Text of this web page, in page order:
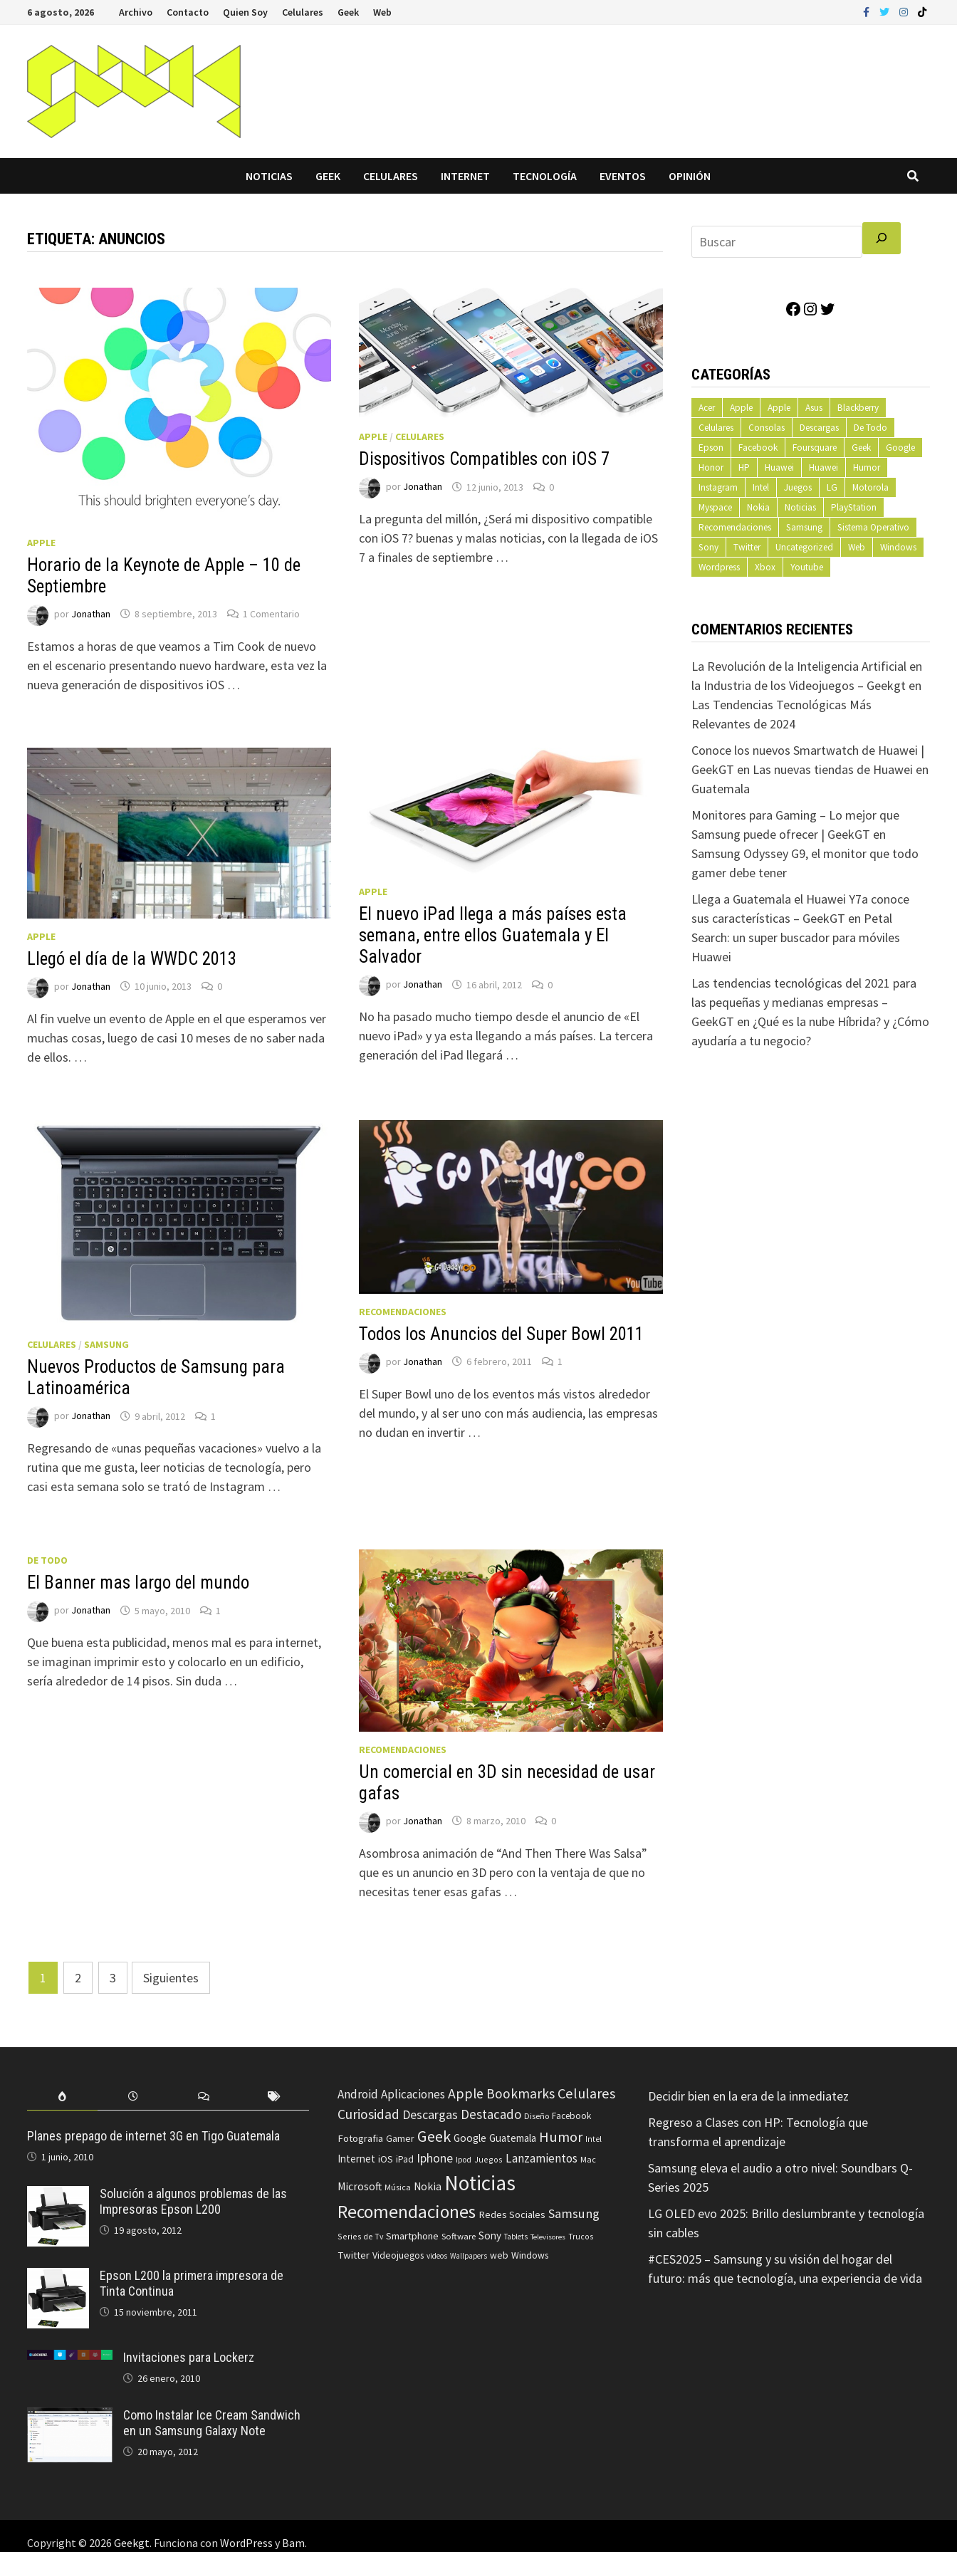
Saltar
contenido
6 agosto, 2026 Archivo Contacto Quien Soy Celulares Geek Web
NOTICIAS GEEK CELULARES INTERNET TECNOLOGÍA EVENTOS OPINIÓN
ETIQUETA:ANUNCIOS
APPLE
Horario de la Keynote de Apple – 10 de
Septiembre
por Jonathan 8 septiembre, 2013 1 Comentario
Estamos a horas de que veamos a Tim Cook de nuevo
en el escenario presentando nuevo hardware, esta vez la
nueva generación de dispositivos iOS …
APPLE/ CELULARES
Dispositivos Compatibles con iOS 7
por Jonathan 12 junio, 2013 0
La pregunta del millón, ¿Será mi dispositivo compatible
con iOS 7? buenas y malas noticias, con la llegada de iOS
7 a finales de septiembre …
APPLE
Llegó el día de la WWDC 2013
por Jonathan 10 junio, 2013 0
Al fin vuelve un evento de Apple en el que esperamos ver
muchas cosas, luego de casi 10 meses de no saber nada
de ellos. …
APPLE
El nuevo iPad llega a más países esta
semana, entre ellos Guatemala y El
Salvador
por Jonathan 16 abril, 2012 0
No ha pasado mucho tiempo desde el anuncio de «El
nuevo iPad» y ya esta llegando a más países. La tercera
generación del iPad llegará …
CELULARES /SAMSUNG
Nuevos Productos de Samsung para
Latinoamérica
por Jonathan 9 abril, 2012 1
Regresando de «unas pequeñas vacaciones» vuelvo a la
rutina que me gusta, leer noticias de tecnología, pero
casi esta semana solo se trató de Instagram …
RECOMENDACIONES
Todos los Anuncios del Super Bowl 2011
por Jonathan 6 febrero, 2011 1
El Super Bowl uno de los eventos más vistos alrededor
del mundo, y al ser uno con más audiencia, las empresas
no dudan en invertir …
DE TODO
El Banner mas largo del mundo
por Jonathan 5 mayo, 2010 1
Que buena esta publicidad, menos mal es para internet,
se imaginan imprimir esto y colocarlo en un edificio,
sería alrededor de 14 pisos. Sin duda …
RECOMENDACIONES
Un comercial en 3D sin necesidad de usar
gafas
por Jonathan 8 marzo, 2010 0
Asombrosa animación de “And Then There Was Salsa”
que es un anuncio en 3D pero con la ventaja de que no
necesitas tener esas gafas …
Paginación
de
1 2 3 Siguientes
Facebook
Instagram
CATEGORÍAS
Acer Apple Apple Asus
Blackberry
Celulares
Consolas Descargas
De Todo
Epson
Facebook Foursquare Geek
Google
Honor
HP Huawei Huawei
Humor
Instagram
Intel Juegos LG
Motorola
Myspace
Nokia Noticias
PlayStation
Recomendaciones
Samsung
Sistema Operativo
Sony
Twitter Uncategorized Web
Windows
Wordpress
Xbox Youtube
COMENTARIOS RECIENTES
La Revolución de la Inteligencia Artificial en
la Industria de los Videojuegos – Geekgten
Las Tendencias Tecnológicas Más
Relevantes de 2024
Conoce los nuevos Smartwatch de Huawei |
GeekGT en Las nuevas tiendas de Huawei en
Guatemala
Monitores para Gaming – Lo mejor que
Samsung puede ofrecer | GeekGT en
Samsung Odyssey G9, el monitor que todo
gamer debe tener
Llega a Guatemala el Huawei Y7a conoce
sus características – GeekGT en Petal
Search: un super buscador para móviles
Huawei
Las tendencias tecnológicas del 2021 para
las pequeñas y medianas empresas –
GeekGT en ¿Qué es la nube Híbrida? y ¿Cómo
ayudaría a tu negocio?
Planes prepago de internet 3G en Tigo Guatemala
1 junio, 2010
Solución a algunos problemas de las
Impresoras Epson L200
19 agosto, 2012
Epson L200 la primera impresora de
Tinta Continua
15 noviembre, 2011
Invitaciones para Lockerz
26 enero, 2010
Como Instalar Ice Cream Sandwich
en un Samsung Galaxy Note
20 mayo, 2012
Android Aplicaciones Apple Bookmarks Celulares
Curiosidad Descargas Destacado Diseño Facebook
Fotografia Gamer Geek Google Guatemala Humor Intel
Internet iOS iPad Iphone Ipod Juegos Lanzamientos Mac
Microsoft Música Nokia Noticias
Recomendaciones Redes Sociales Samsung
Series de Tv Smartphone Software Sony Tablets Televisores Trucos
Twitter Videojuegos videos Wallpapers web Windows
Decidir bien en la era de la inmediatez
Regreso a Clases con HP: Tecnología que
transforma el aprendizaje
Samsung eleva el audio a otro nivel: Soundbars Q-
Series 2025
LG OLED evo 2025: Brillo deslumbrante y tecnología
sin cables
#CES2025 – Samsung y su visión del hogar del
futuro: más que tecnología, una experiencia de vida
Copyright © 2026Geekgt. Funciona conWordPress yBam.